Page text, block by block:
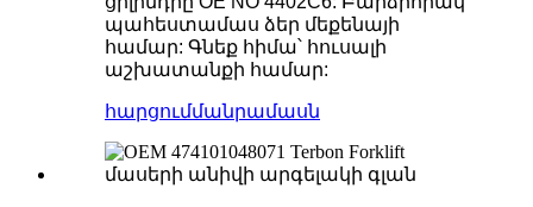
պահեստամաս ձեր մեքենայի
համար: Գնեք հիմա՝ հուսալի
աշխատանքի համար:
հարցումմանրամասն